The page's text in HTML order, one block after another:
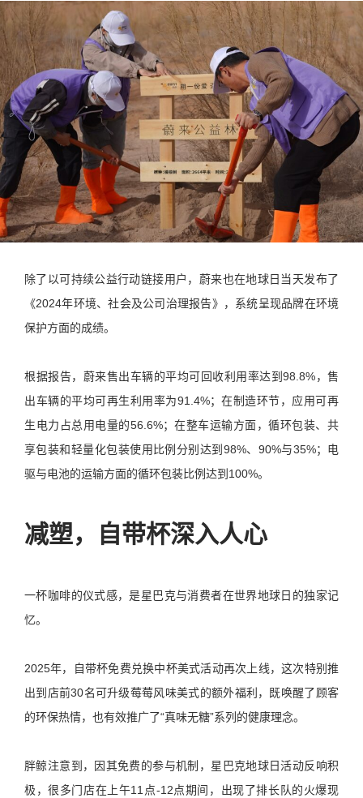
除了以可持续公益行动链接用户，蔚来也在地球日当天发布了
《2024年环境、社会及公司治理报告》，系统呈现品牌在环境
保护方面的成绩。
根据报告，蔚来售出车辆的平均可回收利用率达到98.8%，售
出车辆的平均可再生利用率为91.4%；在制造环节，应用可再
生电力占总用电量的56.6%；在整车运输方面，循环包装、共
享包装和轻量化包装使用比例分别达到98%、90%与35%；电
驱与电池的运输方面的循环包装比例达到100%。
减塑，自带杯深入人心
一杯咖啡的仪式感，是星巴克与消费者在世界地球日的独家记
忆。
2025年，自带杯免费兑换中杯美式活动再次上线，这次特别推
出到店前30名可升级莓莓风味美式的额外福利，既唤醒了顾客
的环保热情，也有效推广了“真味无糖”系列的健康理念。
胖鲸注意到，因其免费的参与机制，星巴克地球日活动反响积
极，很多门店在上午11点-12点期间，出现了排长队的火爆现